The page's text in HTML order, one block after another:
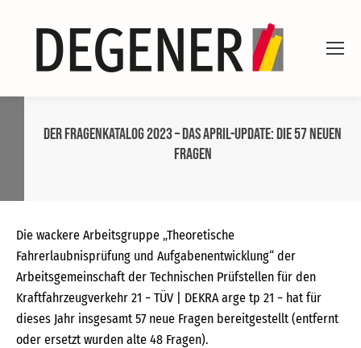
Der Fragenkatalog 2023 – das April-Update: Die 57 neuen
Fragen
Die wackere Arbeitsgruppe „Theoretische
Fahrerlaubnisprüfung und Aufgabenentwicklung“ der
Arbeitsgemeinschaft der Technischen Prüfstellen für den
Kraftfahrzeugverkehr 21 − TÜV | DEKRA arge tp 21 − hat für
dieses Jahr insgesamt 57 neue Fragen bereitgestellt (entfernt
oder ersetzt wurden alte 48 Fragen).